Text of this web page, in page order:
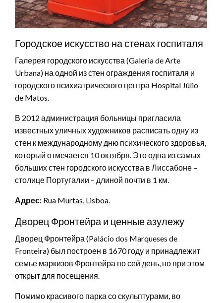
Городское искусство на стенах госпиталя
Галерея городского искусства (Galeria de Arte
Urbana) на одной из стен ограждения госпиталя и
городского психиатрического центра Hospital Júlio
de Matos.
В 2012 администрация больницы пригласила
известных уличных художников расписать одну из
стен к международному дню психического здоровья,
который отмечается 10 октября. Это одна из самых
больших стен городского искусства в Лиссабоне –
столице Португалии – длиной почти в 1 км.
Адрес: Rua Murtas, Lisboa.
Дворец Фронтейра и ценные азулежу
Дворец Фронтейра (Palácio dos Marqueses de
Fronteira) был построен в 1670 году и принадлежит
семье маркизов Фронтейра по сей день, но при этом
открыт для посещения.
Помимо красивого парка со скульптурами, во